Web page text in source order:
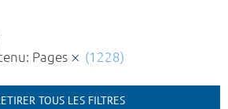
Pages (1228)
TOUS LES FILTRES